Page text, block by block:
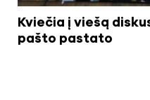
Kviečia į viešą
pašto pastato